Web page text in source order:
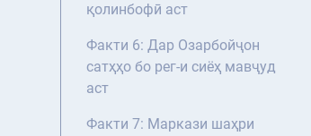
қолинбофӣ аст
Факти 6: Дар Озарбойҷон
сатҳҳо бо рег-и сиёҳ мавҷуд
аст
Факти 7: Маркази шаҳри